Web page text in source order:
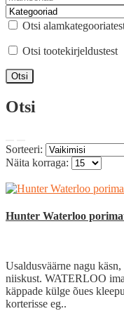
Otsi
Otsi tootekirjeldustest
Otsi
Sorteeri:
Näita korraga:
Hunter Waterloo
Usaldusväärne nagu
niiskust. WATERLOO
käppade külge õues
korterisse eg..